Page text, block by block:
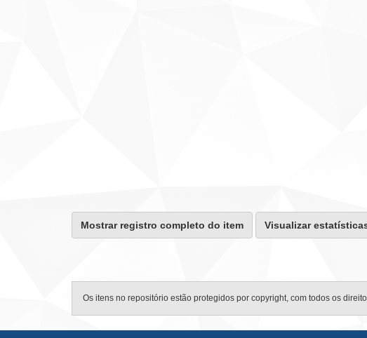
Mostrar registro completo do item Visualizar
Os itens no repositório estão protegidos por copyright, com todos os